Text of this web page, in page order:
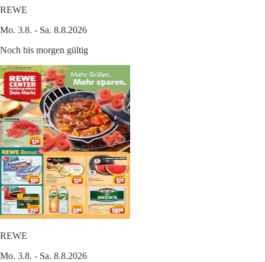
REWE
Mo. 3.8. - Sa. 8.8.2026
Noch bis morgen gültig
REWE
Mo. 3.8. - Sa. 8.8.2026